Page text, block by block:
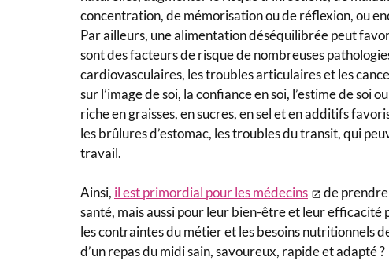
concentration, de mémorisation ou de réflexion, ou
Par ailleurs, une alimentation déséquilibrée peut
sont des facteurs de risque de nombreuses
cardiovasculaires, les troubles articulaires et les
sur l’image de soi, la confiance en soi, l’estime de soi
riche en graisses, en sucres, en sel et en additifs
les brûlures d’estomac, les troubles du transit, qui
travail.
Ainsi, il est primordial pour les médecins
de
santé, mais aussi pour leur bien-être et leur
les contraintes du métier et les besoins nutritionnels
d’un repas du midi sain, savoureux, rapide et adapté ?